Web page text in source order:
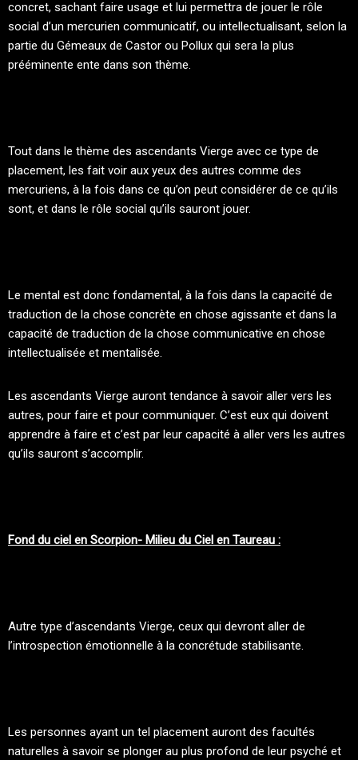
concret, sachant faire usage et lui permettra de jouer le rôle
social d’un mercurien communicatif, ou intellectualisant, selon la
partie du Gémeaux de Castor ou Pollux qui sera la plus
prééminente ente dans son thème.
Tout dans le thème des ascendants Vierge avec ce type de
placement, les fait voir aux yeux des autres comme des
mercuriens, à la fois dans ce qu’on peut considérer de ce qu’ils
sont, et dans le rôle social qu’ils sauront jouer.
Le mental est donc fondamental, à la fois dans la capacité de
traduction de la chose concrète en chose agissante et dans la
capacité de traduction de la chose communicative en chose
intellectualisée et mentalisée.
Les ascendants Vierge auront tendance à savoir aller vers les
autres, pour faire et pour communiquer. C’est eux qui doivent
apprendre à faire et c’est par leur capacité à aller vers les autres
qu’ils sauront s’accomplir.
Fond du ciel en Scorpion- Milieu du Ciel en Taureau :
Autre type d’ascendants Vierge, ceux qui devront aller de
l’introspection émotionnelle à la concrétude stabilisante.
Les personnes ayant un tel placement auront des facultés
naturelles à savoir se plonger au plus profond de leur psyché et